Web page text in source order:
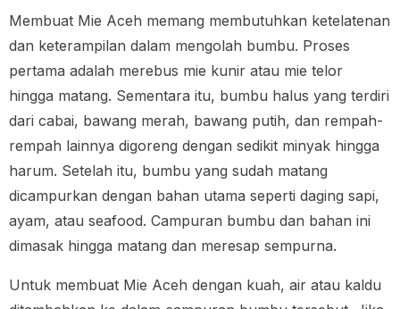
Membuat Mie Aceh memang membutuhkan ketelatenan
dan keterampilan dalam mengolah bumbu. Proses
pertama adalah merebus mie kunir atau mie telor
hingga matang. Sementara itu, bumbu halus yang terdiri
dari cabai, bawang merah, bawang putih, dan rempah-
rempah lainnya digoreng dengan sedikit minyak hingga
harum. Setelah itu, bumbu yang sudah matang
dicampurkan dengan bahan utama seperti daging sapi,
ayam, atau seafood. Campuran bumbu dan bahan ini
dimasak hingga matang dan meresap sempurna.
Untuk membuat Mie Aceh dengan kuah, air atau kaldu